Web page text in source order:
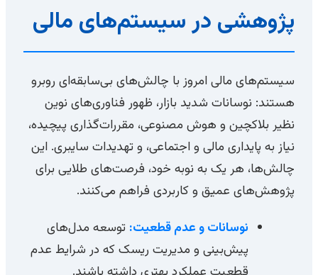
پژوهشی در سیستم‌های مالی
سیستم‌های مالی امروز با چالش‌های بی‌سابقه‌ای روبرو
هستند: نوسانات شدید بازار، ظهور فناوری‌های نوین
نظیر بلاکچین و هوش مصنوعی، مقررات‌گذاری پیچیده،
نیاز به پایداری مالی و اجتماعی، و تهدیدات سایبری. این
چالش‌ها، هر یک به نوبه خود، فرصت‌های طلایی برای
پژوهش‌های عمیق و کاربردی فراهم می‌کنند.
نوسانات و عدم قطعیت: توسعه مدل‌های
پیش‌بینی و مدیریت ریسک که در شرایط عدم